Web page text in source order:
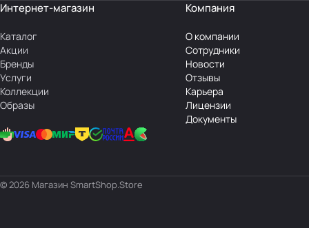
Интернет-магазин
Каталог
Акции
Бренды
Услуги
Коллекции
Образы
Компания
О компании
Сотрудники
Новости
Отзывы
Карьера
Лицензии
Документы
© 2026 Магазин SmartShop.Store